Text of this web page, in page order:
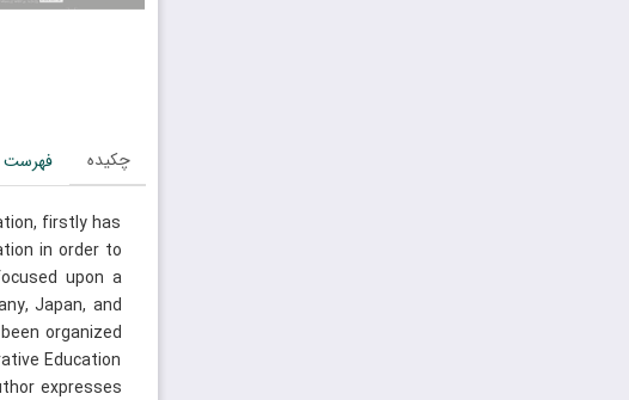
چکیده فهرست
firstly has
in order to
upon a
Japan, and
organized
Education
expresses